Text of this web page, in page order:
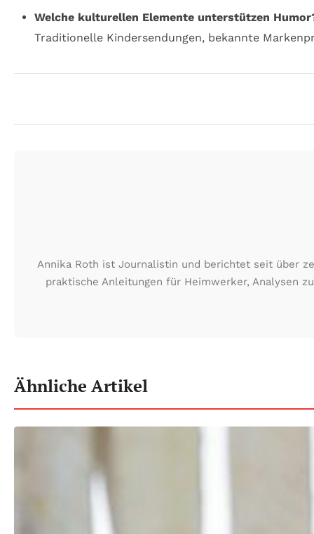
Welche kulturellen Elemente unterstützen
Traditionelle Kindersendungen, bekannte
Annika Roth ist Journalistin und berichtet seit über
praktische Anleitungen für Heimwerker, Analysen
Ähnliche Artikel